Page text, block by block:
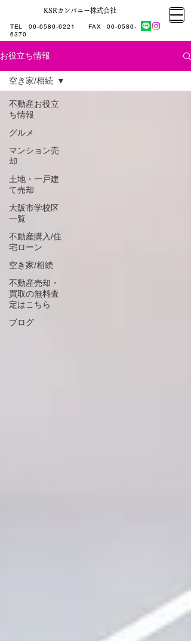
KSRカンパニー株式会社
TEL 06-6586-6221 ​ FAX 06-6586-
6370
お役立ち情報
不動産お役立
ち情報
グルメ
マンション売
却
土地・一戸建
て売却
大阪市学校区
一覧
不動産購入/住
宅ローン
空き家/相続
不動産売却・
買取の無料査
定はこちら
ブログ
空き家/相続